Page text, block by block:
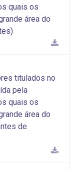
quais os
área do
titulados no
pela
quais os
área do
de